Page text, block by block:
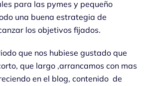
para las pymes y pequeño
una buena estrategia de
los objetivos fijados.
que nos hubiese gustado que
que largo ,arrancamos con mas
en el blog, contenido de